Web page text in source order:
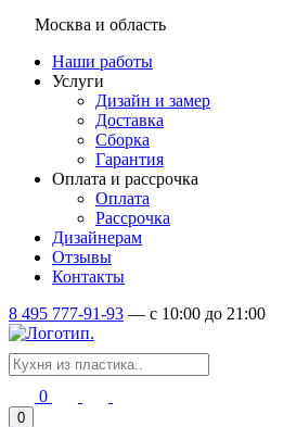
Москва и область
Наши работы
Услуги
Дизайн и замер
Доставка
Сборка
Гарантия
Оплата и рассрочка
Оплата
Рассрочка
Дизайнерам
Отзывы
Контакты
8 495 777-91-93 — c 10:00 до 21:00
0
0